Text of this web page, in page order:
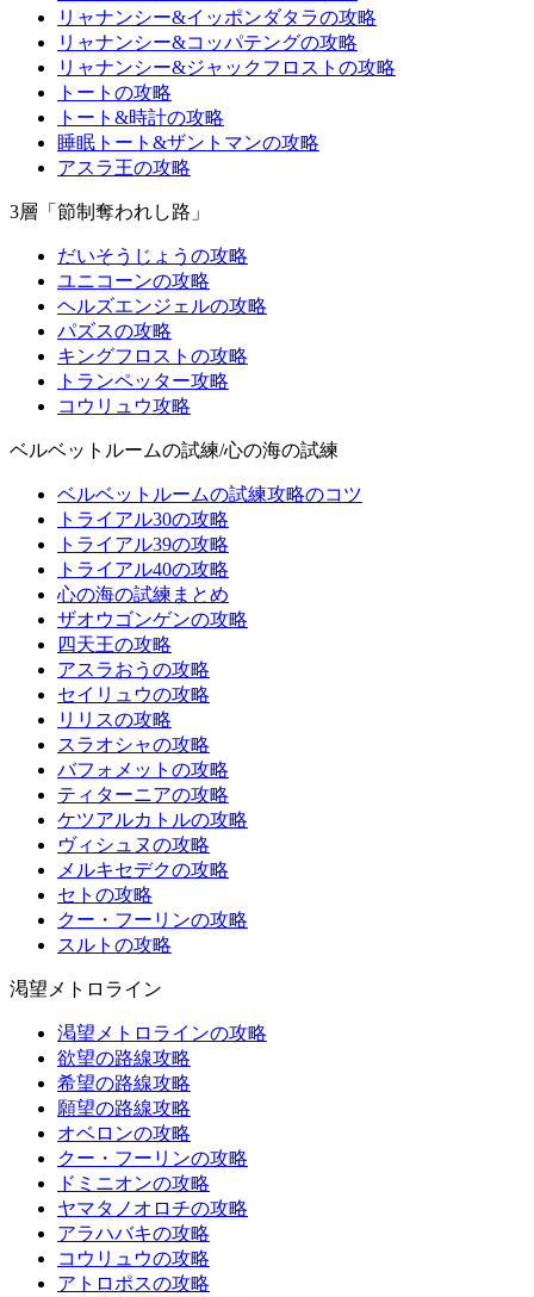
リャナンシー&イッポンダタラの攻略
リャナンシー&コッパテングの攻略
リャナンシー&ジャックフロストの攻略
トートの攻略
トート&時計の攻略
睡眠トート&ザントマンの攻略
アスラ王の攻略
3層「節制奪われし路」
だいそうじょうの攻略
ユニコーンの攻略
ヘルズエンジェルの攻略
パズスの攻略
キングフロストの攻略
トランペッター攻略
コウリュウ攻略
ベルベットルームの試練/心の海の試練
ベルベットルームの試練攻略のコツ
トライアル30の攻略
トライアル39の攻略
トライアル40の攻略
心の海の試練まとめ
ザオウゴンゲンの攻略
四天王の攻略
アスラおうの攻略
セイリュウの攻略
リリスの攻略
スラオシャの攻略
バフォメットの攻略
ティターニアの攻略
ケツアルカトルの攻略
ヴィシュヌの攻略
メルキセデクの攻略
セトの攻略
クー・フーリンの攻略
スルトの攻略
渇望メトロライン
渇望メトロラインの攻略
欲望の路線攻略
希望の路線攻略
願望の路線攻略
オベロンの攻略
クー・フーリンの攻略
ドミニオンの攻略
ヤマタノオロチの攻略
アラハバキの攻略
コウリュウの攻略
アトロポスの攻略